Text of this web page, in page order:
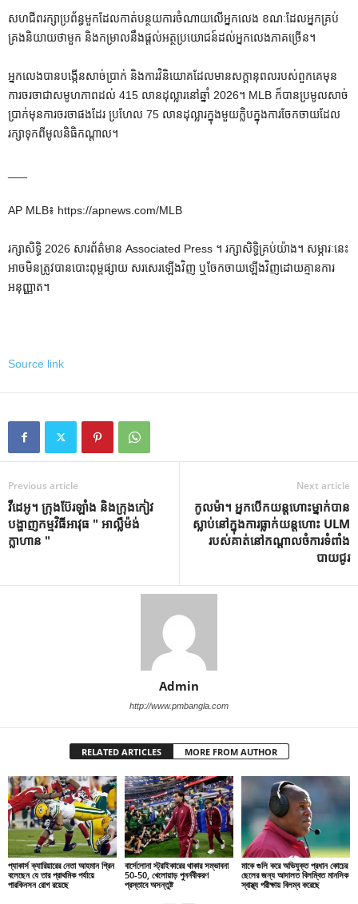
សហជីពរក្សាប្រព័ន្ធមួកដែលកាត់បន្ថយការចំណាយលើអ្នកលេង ខណៈដែលអ្នកគ្រប់
គ្រងនិយាយថាមួក និងកម្រាលនឹងផ្តល់អត្ថប្រយោជន៍ដល់អ្នកលេងភាគច្រើន។
អ្នកលេងបានបង្កើនសាច់ប្រាក់ និងការវិនិយោគដែលមានសក្តានុពលរបស់ពួកគេមុន
ការចរចាជាសមូហភាពដល់ 415 លានដុល្លារនៅឆ្នាំ 2026។ MLB ក៏បានប្រមូលសាច់
ប្រាក់មុនការចរចាផងដែរ ប្រហែល 75 លានដុល្លារក្នុងមួយក្លិបក្នុងការចែកចាយដែល
រក្សាទុកពីមូលនិធិកណ្តាល។
AP MLB៖ https://apnews.com/MLB
រក្សាសិទ្ធិ 2026 សារព័ត៌មាន Associated Press ។ រក្សាសិទ្ធិគ្រប់យ៉ាង។ សម្ភារៈនេះ
អាចមិនត្រូវបានបោះពុម្ពផ្សាយ សរសេរឡើងវិញ ឬចែកចាយឡើងវិញដោយគ្មានការ
អនុញ្ញាត។
Source link
Previous article
វីដេអូ។ ក្រុង​ប៊ែរឡាំង និង​ក្រុង​កៀវ
បង្ហាញ​កម្មវិធី​អាវុធ " អាល្លឺម៉ង់
ក្លាហាន "
Next article
កូលម៉ា។ អ្នកបើកយន្តហោះម្នាក់បាន
ស្លាប់នៅក្នុងការធ្លាក់យន្តហោះ ULM
របស់គាត់នៅកណ្តាលចំការទំពាំង
បាយជូរ
Admin
http://www.pmbangla.com
RELATED ARTICLES MORE FROM AUTHOR
প্যাকার্স ক্যারিয়ারের নেতা আহমান গ্রিন
বলেছেন যে তার প্রাথমিক পর্যায়ে
পারকিনসন রোগ রয়েছে
বার্সেলোনা স্ট্রাইকারের থাকার সম্ভাবনা
50-50, খেলোয়াড় পুনর্নবীকরণ
প্রস্তাবে অসন্তুষ্ট
মাকে গুলি করে অভিযুক্ত প্রধান কোচের
ছেলের জন্য আদালত বিলম্বিত মানসিক
স্বাস্থ্য পরীক্ষায় বিলম্ব করেছে